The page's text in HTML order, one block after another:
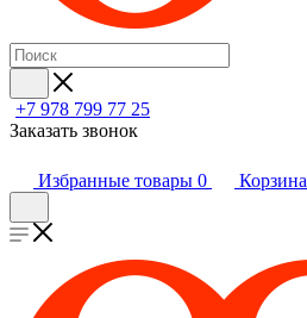
+7 978 799 77 25
Заказать звонок
Избранные товары 0 Корзина